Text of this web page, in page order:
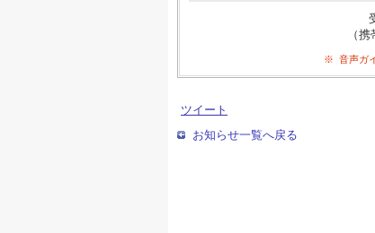
（
※ 音声ガ
ツイート
お知らせ一覧へ戻る